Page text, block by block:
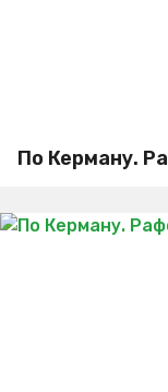
По Керману.